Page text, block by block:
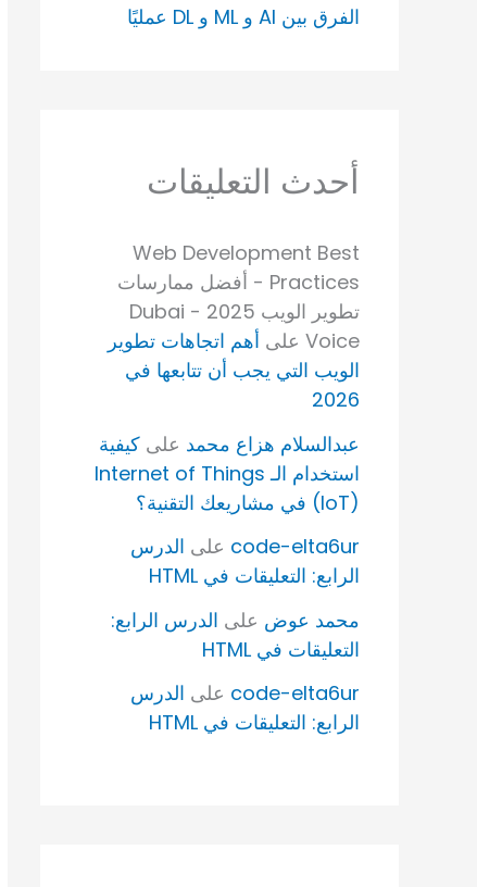
الفرق بين AI و ML و DL عمليًا
أحدث التعليقات
Web Development Best
Practices - أفضل ممارسات
تطوير الويب 2025 - Dubai
Voice على أهم اتجاهات تطوير
الويب التي يجب أن تتابعها في
2026
عبدالسلام هزاع محمد على كيفية
استخدام الـ Internet of Things
(IoT) في مشاريعك التقنية؟
code-elta6ur على الدرس
الرابع: التعليقات في HTML
محمد عوض على الدرس الرابع:
التعليقات في HTML
code-elta6ur على الدرس
الرابع: التعليقات في HTML